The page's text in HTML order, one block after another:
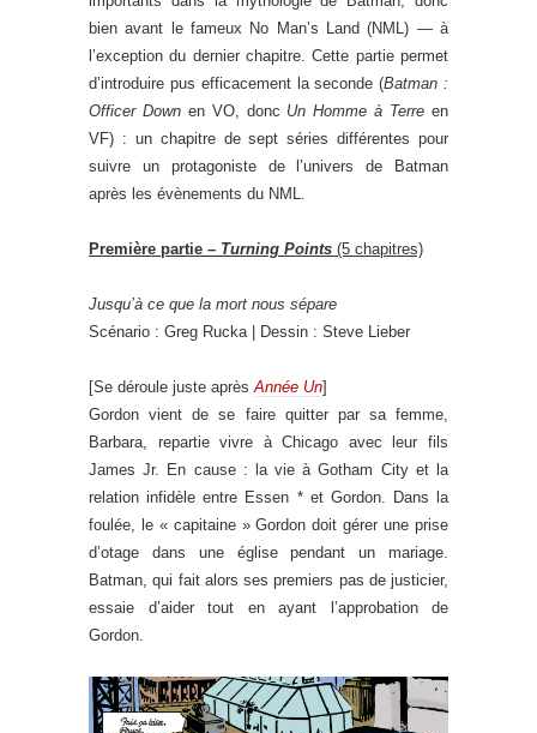
bien avant le fameux No Man’s Land (NML) — à
l’exception du dernier chapitre. Cette partie permet
d’introduire pus efficacement la seconde (Batman :
Officer Downen VO, donc Un Homme à Terre en
VF) : un chapitre de sept séries différentes pour
suivre un protagoniste de l’univers de Batman
après les évènements du NML.
Première partie – Turning Points (5 chapitres)
Jusqu’à ce que la mort nous sépare
Scénario : Greg Rucka | Dessin : Steve Lieber
[Se déroule juste après Année Un]
Gordon vient de se faire quitter par sa femme,
Barbara, repartie vivre à Chicago avec leur fils
James Jr. En cause : la vie à Gotham City et la
relation infidèle entre Essen * et Gordon. Dans la
foulée, le « capitaine » Gordon doit gérer une prise
d’otage dans une église pendant un mariage.
Batman, qui fait alors ses premiers pas de justicier,
essaie d’aider tout en ayant l’approbation de
Gordon.